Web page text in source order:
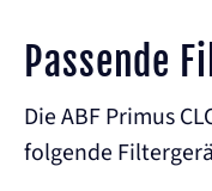
Passende
Die ABF Primus
folgende